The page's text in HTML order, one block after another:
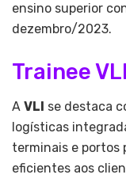
ensino superior
dezembro/2023.
Trainee VLI
A VLI se destaca
logísticas
terminais e portos
eficientes aos